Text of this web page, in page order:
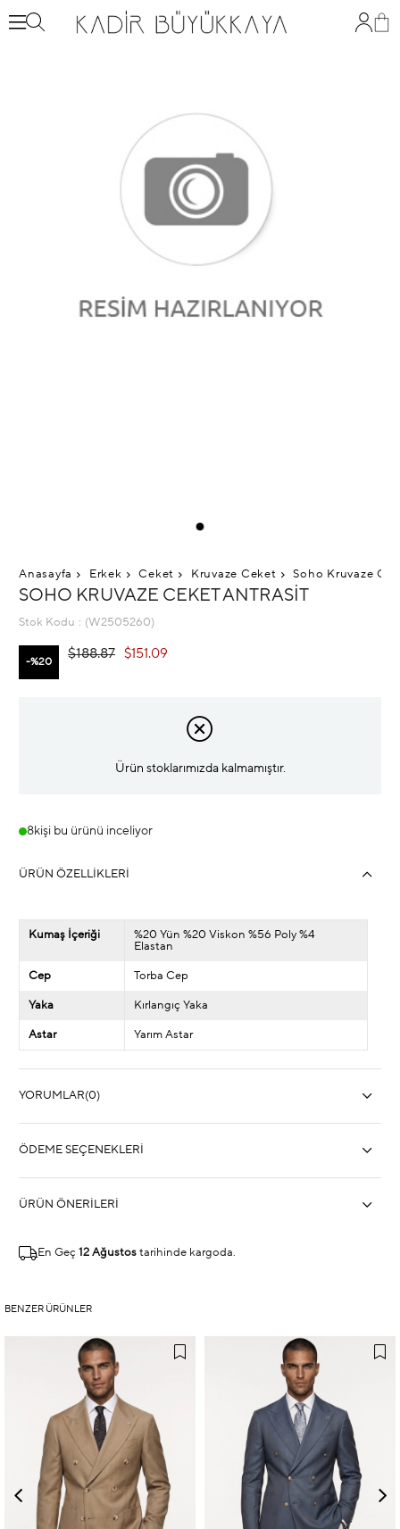
Anasayfa Erkek Ceket Kruvaze Ceket Soho Kruvaze
SOHO KRUVAZE CEKET ANTRASIT
Stok Kodu (W2505260)
20
$188.87 $151.09
Ürün stoklarımızda kalmamıştır.
8kişi bu ürünü inceliyor
ÜRÜN ÖZELLIKLERI
Kumaş İçeriği
%20 Yün %20 Viskon %56 Poly %4
Elastan
Cep Torba Cep
Yaka Kırlangıç Yaka
Astar Yarım Astar
YORUMLAR(0)
ÖDEME SEÇENEKLERI
ÜRÜN ÖNERILERI
En Geç 12 Ağustos tarihinde kargoda.
BENZER ÜRÜNLER